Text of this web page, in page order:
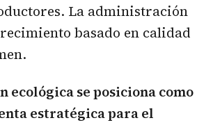
La administración
basado en calidad
ecológica se posiciona como
estratégica para el